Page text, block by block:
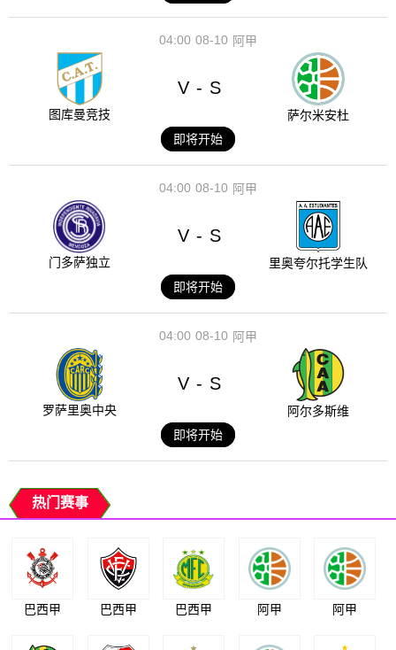
08-10
04:00 阿甲
图库曼竞技
V - S
萨尔米安杜
即将开始
08-10
04:00 阿甲
门多萨独立
V - S
里奥夸尔托学生队
即将开始
08-10
04:00 阿甲
罗萨里奥中央
V - S
阿尔多斯维
即将开始
热门赛事
巴西甲 巴西甲 巴西甲 阿甲 阿甲